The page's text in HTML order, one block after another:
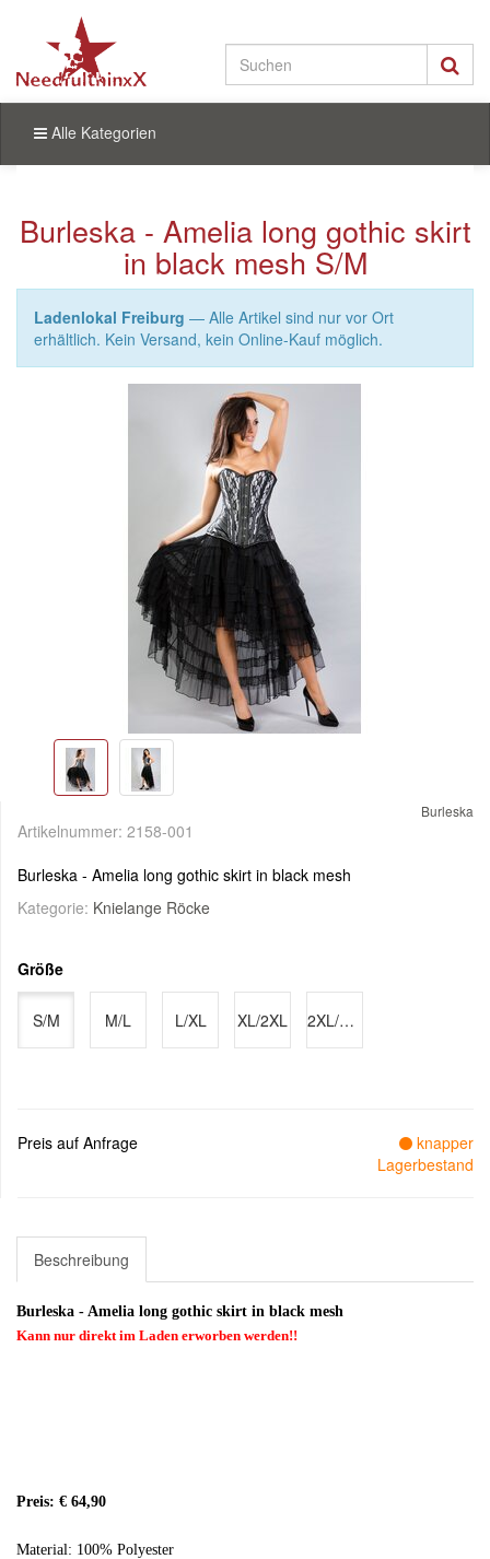
Alle Kategorien
Burleska - Amelia long gothic skirt
in black mesh S/M
Ladenlokal Freiburg — Alle Artikel sind nur vor Ort
erhältlich. Kein Versand, kein Online-Kauf möglich.
Burleska
Artikelnummer: 2158-001
Burleska - Amelia long gothic skirt in black mesh
Kategorie: Knielange Röcke
Größe
S/M M/L L/XL XL/2XL 2XL/3XL
Preis auf Anfrage
knapper
Lagerbestand
Beschreibung
Burleska - Amelia long gothic skirt in black mesh
Kann nur direkt im Laden erworben werden!!
Preis: € 64,90
Material: 100% Polyester